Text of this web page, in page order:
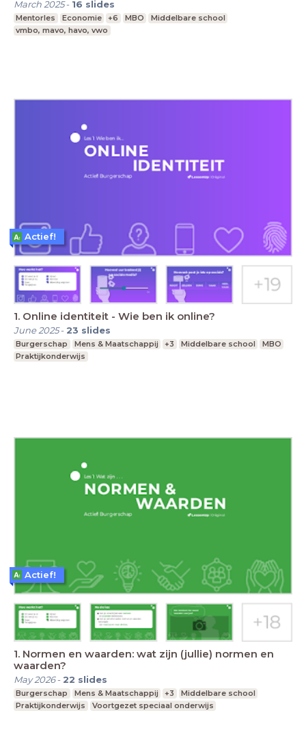
March 2025- 16 slides
Mentorles Economie +6 MBO
Middelbare school
vmbo, mavo, havo, vwo
1. Online identiteit - Wie ben ik online?
June 2025- 23 slides
Burgerschap Mens & Maatschappij +3 Middelbare school
MBO
Praktijkonderwijs
Actief!
1. Normen en waarden: wat zijn (jullie) normen en
waarden?
May 2026- 22 slides
Burgerschap Mens & Maatschappij +3
Middelbare school
Praktijkonderwijs
Voortgezet speciaal onderwijs
Actief!